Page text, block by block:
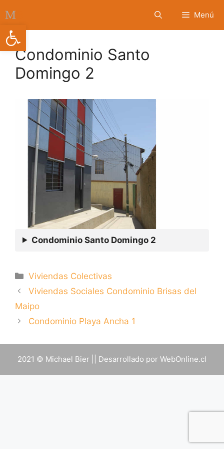
Abrir barra de herramientas
al
contenido
Menú
Condominio Santo
Domingo 2
Condominio Santo Domingo 2
Categorías
Viviendas Colectivas
Navegación
de
entradas
Viviendas Sociales Condominio Brisas del
Maipo
Condominio Playa Ancha 1
2021 © Michael Bier || Desarrollado por WebOnline.cl